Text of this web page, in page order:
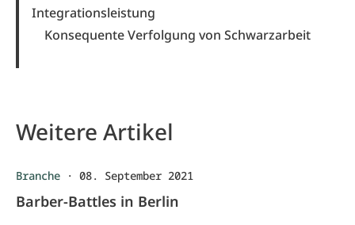
Integrationsleistung
Konsequente Verfolgung von Schwarzarbeit
Weitere Artikel
Branche · 08. September 2021
Barber-Battles in Berlin